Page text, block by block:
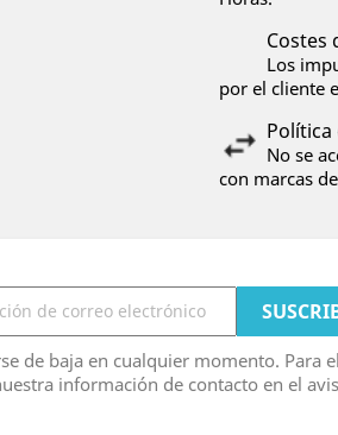
Costes
Los
por el cliente
No se
con marcas
de baja en cualquier momento. Para
información de contacto en el